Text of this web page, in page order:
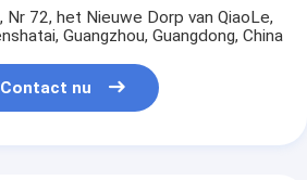
72, het Nieuwe Dorp van QiaoLe,
Guangzhou, Guangdong, China
Contact nu